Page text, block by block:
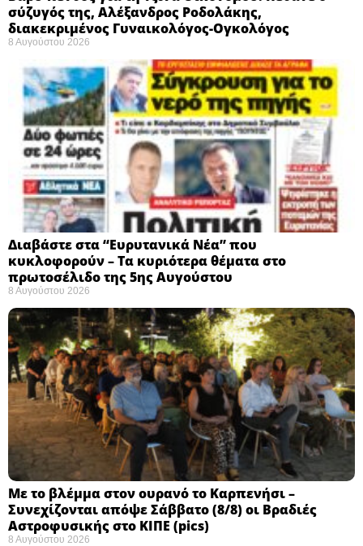
σύζυγός της, Αλέξανδρος Ροδολάκης,
διακεκριμένος Γυναικολόγος-Ογκολόγος
8 Αυγούστου 2026
Διαβάστε στα “Ευρυτανικά Νέα” που
κυκλοφορούν – Τα κυριότερα θέματα στο
πρωτοσέλιδο της 5ης Αυγούστου
8 Αυγούστου 2026
Με το βλέμμα στον ουρανό το Καρπενήσι –
Συνεχίζονται απόψε Σάββατο (8/8) οι Βραδιές
Αστροφυσικής στο ΚΙΠΕ (pics)
8 Αυγούστου 2026